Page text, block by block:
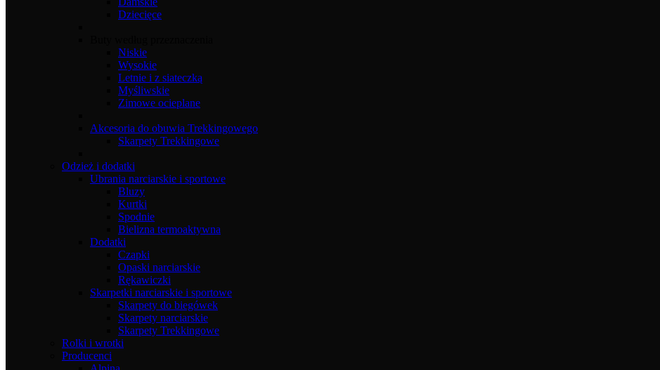
Dziecięce
Niskie
Wysokie
Letnie i z siateczką
Myśliwskie
Zimowe ocieplane
Akcesoria do obuwia Trekkingowego
Skarpety Trekkingowe
Odzież i dodatki
Ubrania narciarskie i sportowe
Bluzy
Kurtki
Spodnie
Bielizna termoaktywna
Dodatki
Czapki
Opaski narciarskie
Rękawiczki
Skarpetki narciarskie i sportowe
Skarpety do biegówek
Skarpety narciarskie
Skarpety Trekkingowe
Rolki i wrotki
Producenci